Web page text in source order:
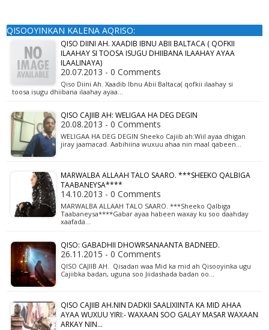
QISOOYINKAN KALENA AQRISO:
QISO DIINI AH. XAADIB IBNU ABII BALTACA ( QOFKII
ILAAHAY SI TOOSA ISUGU DHIIBANA ILAAHAY AYAA
ILAALINAYA)
20.07.2013 - 0 Comments
Qiso Diini Ah. Xaadib Ibnu Abii Baltaca( qofkii ilaahay si
toosa isugu dhiibana ilaahay ayaa…
QISO CAJIIB AH: WELIGAA HA DEG DEGIN
20.08.2013 - 0 Comments
WELIGAA HA DEG DEGIN Sheeko Cajiib ah:Wiil ayaa dhigan
jiray jaamacad. Aabihiina wuxuu ahaa nin maal qabeen…
MARWALBA ALLAAH TALO SAARO. ***SHEEKO QALBIGA
TAABANEYSA****
14.10.2013 - 0 Comments
MARWALBA ALLAAH TALO SAARO. ***Sheeko Qalbiga
Taabaneysa****Gabar ayaa habeen waxay ku soo daahday
xaafada…
QISO: GABADHII DHOWRSANAANTA BADNEED.
26.11.2015 - 0 Comments
QISO CAJIIB AH. Qisadan waa Mid ka mid ah Qisooyinka ugu
Cajiibka badan, uguna soo Jiidashada badan oo…
QISO CAJIIB AH.NIN DADKII SAALIXIINTA KA MID AHAA
AYAA WUXUU YIRI:- WAXAAN SOO GALAY MASAR WAXAAN
ARKAY NIN...